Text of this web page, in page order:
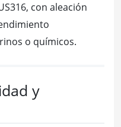
con aleación
o químicos.
y